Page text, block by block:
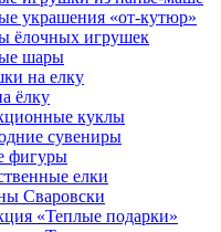
украшения «от-кутюр»
ёлочных игрушек
шары
на елку
ёлку
куклы
сувениры
фигуры
елки
Сваровски
«Теплые подарки»